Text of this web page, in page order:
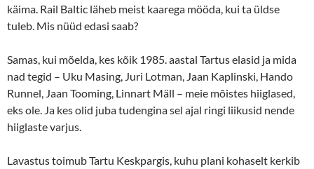
käima. Rail Baltic läheb meist kaarega mööda, kui ta üldse
tuleb. Mis nüüd edasi saab?
Samas, kui mõelda, kes kõik 1985. aastal Tartus elasid ja mida
nad tegid – Uku Masing, Juri Lotman, Jaan Kaplinski, Hando
Runnel, Jaan Tooming, Linnart Mäll – meie mõistes hiiglased,
eks ole. Ja kes olid juba tudengina sel ajal ringi liikusid nende
hiiglaste varjus.
Lavastus toimub Tartu Keskpargis, kuhu plani kohaselt kerkib